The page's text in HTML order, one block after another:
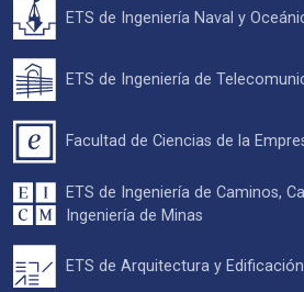
ETS de Ingeniería Naval y
ETS de Ingeniería de
Facultad de Ciencias de la
ETS de Ingeniería de Caminos,
Ingeniería de Minas
ETS de Arquitectura y Edificación